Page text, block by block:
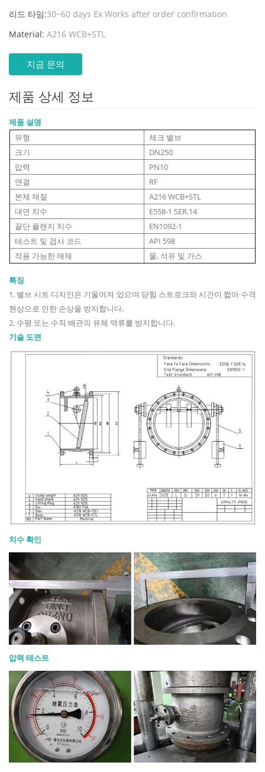
리드 타임:30~60 days Ex Works after order confirmation
Material: A216 WCB+STL
지금 문의
제품 상세 정보
제품 설명
유형
체크 밸브
크기
DN250
압력
PN10
연결
RF
본체 재질
A216 WCB+STL
대면 치수
E558-1 SER.14
끝단 플랜지 치수
EN1092-1
테스트 및 검사 코드
API 598
적용 가능한 매체
물, 석유 및 가스
특징
1. 밸브 시트 디자인은 기울어져 있으며 닫힘 스트로크와 시간이 짧아 수격
현상으로 인한 손상을 방지합니다.
2. 수평 또는 수직 배관의 유체 역류를 방지합니다.
기술 도면
치수 확인
압력 테스트